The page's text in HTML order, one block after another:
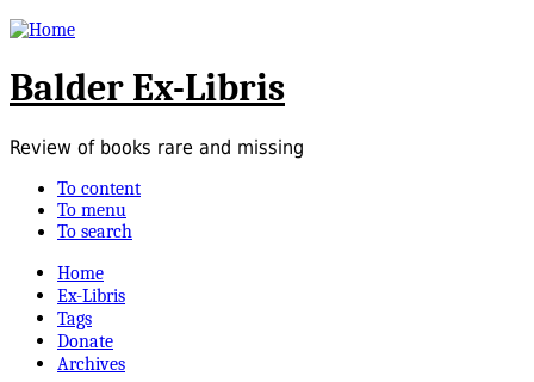
Balder Ex-Libris
Review of books rare and missing
To content
To menu
To search
Home
Ex-Libris
Tags
Donate
Archives